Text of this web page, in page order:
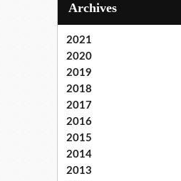
Archives
2021
2020
2019
2018
2017
2016
2015
2014
2013